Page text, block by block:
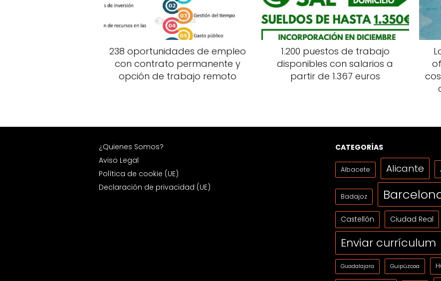
238 oportunidades de empleo
con contrato permanente y
opción de trabajo remoto
1.200 puestos de trabajo
disponibles con salarios a
partir de 1.367 euros
¿Quienes Somos?
Aviso Legal
Política de cookie (UE)
Declaración de privacidad (UE)
CATEGORÍAS
Albacete Alicante
Badajoz
Castellón Ciudad Real
Enviar currículum
Guadalajara Guipúzcoa